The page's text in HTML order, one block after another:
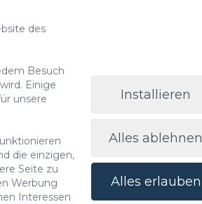
zum Erhalt von Werbung von
unter folgendem Link:
Villa Gran Canaria
des
Besuch
Einige
unsere
die einzigen,
Seite zu
Werbung
Interessen
Installieren
Alles ablehnen
Alles erlauben